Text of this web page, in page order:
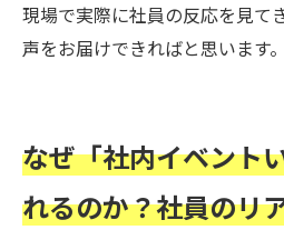
現場で実際に社員の反応を見て
声をお届けできればと思います。
なぜ「社内イベント
れるのか？社員のリ